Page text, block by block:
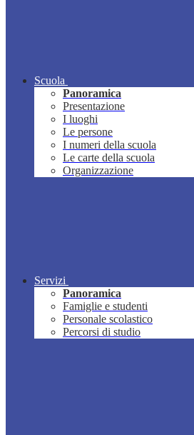
Scuola
Panoramica
Presentazione
I luoghi
Le persone
I numeri della scuola
Le carte della scuola
Organizzazione
Servizi
Panoramica
Famiglie e studenti
Personale scolastico
Percorsi di studio